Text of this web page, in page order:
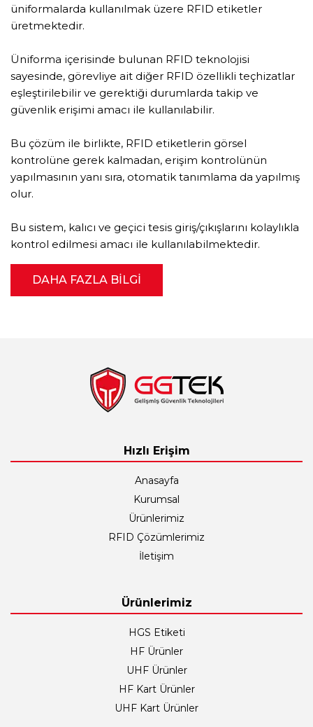
üniformalarda kullanılmak üzere RFID etiketler
üretmektedir.
Üniforma içerisinde bulunan RFID teknolojisi
sayesinde, görevliye ait diğer RFID özellikli teçhizatlar
eşleştirilebilir ve gerektiği durumlarda takip ve
güvenlik erişimi amacı ile kullanılabilir.
Bu çözüm ile birlikte, RFID etiketlerin görsel
kontrolüne gerek kalmadan, erişim kontrolünün
yapılmasının yanı sıra, otomatik tanımlama da yapılmış
olur.
Bu sistem, kalıcı ve geçici tesis giriş/çıkışlarını kolaylıkla
kontrol edilmesi amacı ile kullanılabilmektedir.
DAHA FAZLA BILGI
Hızlı Erişim
Anasayfa
Kurumsal
Ürünlerimiz
RFID Çözümlerimiz
İletişim
Ürünlerimiz
HGS Etiketi
HF Ürünler
UHF Ürünler
HF Kart Ürünler
UHF Kart Ürünler